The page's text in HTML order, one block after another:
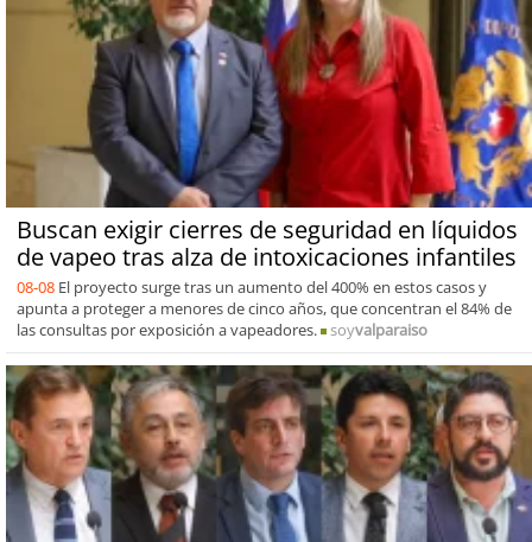
Buscan exigir cierres de seguridad en líquidos
de vapeo tras alza de intoxicaciones infantiles
08-08 El proyecto surge tras un aumento del 400% en estos casos y
apunta a proteger a menores de cinco años, que concentran el 84% de
las consultas por exposición a vapeadores.
soyvalparaiso